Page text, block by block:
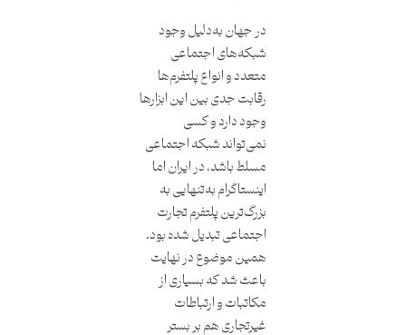
در جهان به‌دلیل وجود
شبکه‌های اجتماعی
متعدد و انواع پلتفرم‌ها
رقابت جدی بین این ابزارها
وجود دارد و کسی
نمی‌تواند شبکه اجتماعی
مسلط باشد، در ایران اما
اینستاگرام به‌تنهایی به
بزرگ‌ترین پلتفرم تجارت
اجتماعی تبدیل شده بود.
همین موضوع در نهایت
باعث شد که بسیاری از
مکاتبات و ارتباطات
غیرتجاری هم بر بستر